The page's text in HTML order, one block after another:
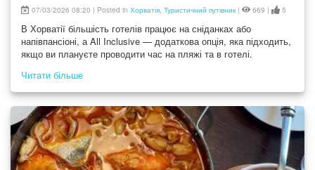
07/03/2026 08:20 | Posted in Хорватія, Туристичний путівник| 669 | 5
В Хорватії більшість готелів працює на сніданках або
напівпансіоні, а All Inclusive — додаткова опція, яка підходить,
якщо ви плануєте проводити час на пляжі та в готелі.
Хоча All Inclusive обмежує свободу та вибір місцевої кухні, він
та напоїв
Читати більше